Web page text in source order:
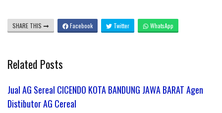
SHARE THIS Facebook Twitter WhatsApp
Related Posts
Jual AG Sereal CICENDO KOTA BANDUNG JAWA BARAT Agen
Distibutor AG Cereal